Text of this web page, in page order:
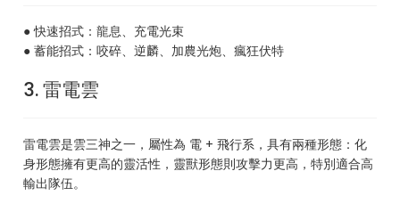
● 快速招式：龍息、充電光束
● 蓄能招式：咬碎、逆麟、加農光炮、瘋狂伏特
3. 雷電雲
雷電雲是雲三神之一，屬性為 電 + 飛行系，具有兩種形態：化
身形態擁有更高的靈活性，靈獸形態則攻擊力更高，特別適合高
輸出隊伍。